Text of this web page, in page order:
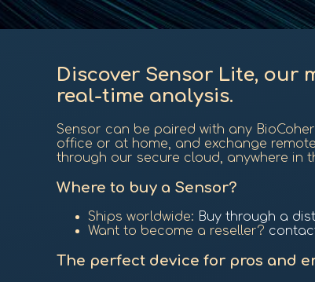
Discover Sensor Lite, our
real-time analysis.
Sensor can be paired with any
office or at home, and exchange
through our secure cloud, anywhere in
Where to buy a Sensor?
Ships worldwide: Buy through a
Want to become a reseller?
The perfect device for pros and